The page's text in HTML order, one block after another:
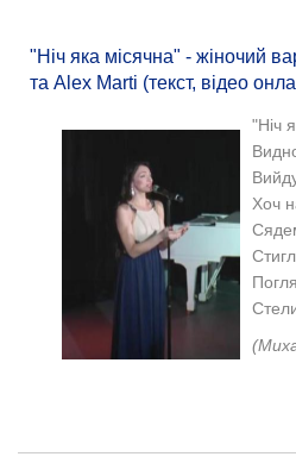
"Ніч яка місячна" - жіночий
та Alex Marti (текст, відео
"Ніч
Хоч